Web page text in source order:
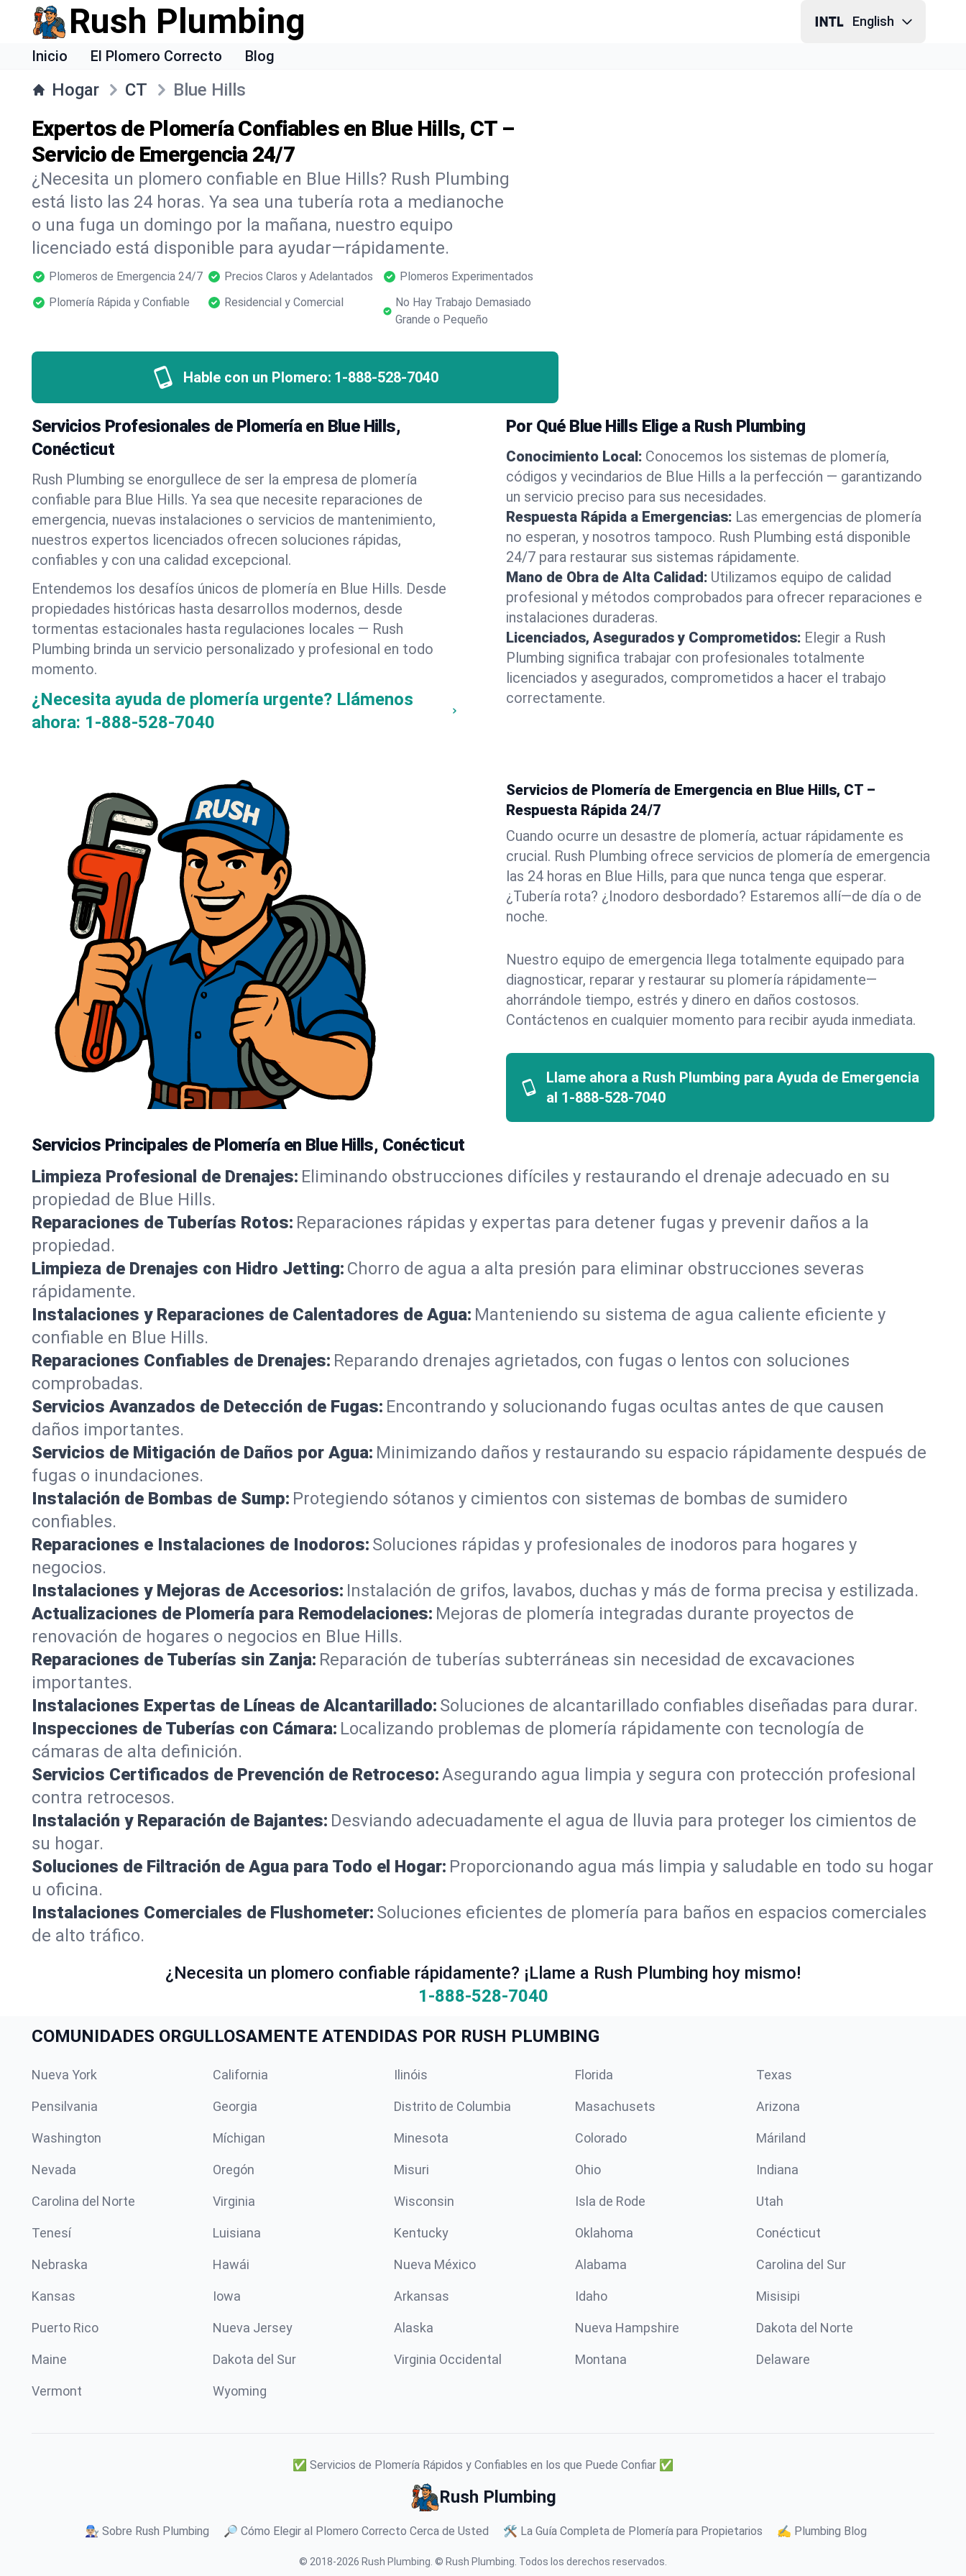
Rush Plumbing English
Inicio El Plomero Correcto Blog
Hogar CT Blue Hills
Expertos de Plomería Confiables en Blue Hills, CT –
Servicio de Emergencia 24/7
¿Necesita un plomero confiable en Blue Hills? Rush Plumbing
está listo las 24 horas. Ya sea una tubería rota a medianoche
o una fuga un domingo por la mañana, nuestro equipo
licenciado está disponible para ayudar—rápidamente.
Plomeros de Emergencia 24/7 Precios Claros y Adelantados
Plomeros Experimentados
Plomería Rápida y Confiable
Residencial y Comercial
No Hay Trabajo Demasiado
Grande o Pequeño
Hable con un Plomero: 1-888-528-7040
Servicios Profesionales de Plomería en Blue Hills,
Conécticut
Rush Plumbing se enorgullece de ser la empresa de plomería
confiable para Blue Hills. Ya sea que necesite reparaciones de
emergencia, nuevas instalaciones o servicios de mantenimiento,
nuestros expertos licenciados ofrecen soluciones rápidas,
confiables y con una calidad excepcional.
Entendemos los desafíos únicos de plomería en Blue Hills. Desde
propiedades históricas hasta desarrollos modernos, desde
tormentas estacionales hasta regulaciones locales — Rush
Plumbing brinda un servicio personalizado y profesional en todo
momento.
¿Necesita ayuda de plomería urgente? Llámenos
ahora: 1-888-528-7040
Por Qué Blue Hills Elige a Rush Plumbing
Conocimiento Local: Conocemos los sistemas de plomería,
códigos y vecindarios de Blue Hills a la perfección — garantizando
un servicio preciso para sus necesidades.
Respuesta Rápida a Emergencias: Las emergencias de plomería
no esperan, y nosotros tampoco. Rush Plumbing está disponible
24/7 para restaurar sus sistemas rápidamente.
Mano de Obra de Alta Calidad: Utilizamos equipo de calidad
profesional y métodos comprobados para ofrecer reparaciones e
instalaciones duraderas.
Licenciados, Asegurados y Comprometidos: Elegir a Rush
Plumbing significa trabajar con profesionales totalmente
licenciados y asegurados, comprometidos a hacer el trabajo
correctamente.
Servicios de Plomería de Emergencia en Blue Hills, CT –
Respuesta Rápida 24/7
Cuando ocurre un desastre de plomería, actuar rápidamente es
crucial. Rush Plumbing ofrece servicios de plomería de emergencia
las 24 horas en Blue Hills, para que nunca tenga que esperar.
¿Tubería rota? ¿Inodoro desbordado? Estaremos allí—de día o de
noche.
Nuestro equipo de emergencia llega totalmente equipado para
diagnosticar, reparar y restaurar su plomería rápidamente—
ahorrándole tiempo, estrés y dinero en daños costosos.
Contáctenos en cualquier momento para recibir ayuda inmediata.
Llame ahora a Rush Plumbing para Ayuda de Emergencia
al 1-888-528-7040
Servicios Principales de Plomería en Blue Hills, Conécticut
Limpieza Profesional de Drenajes: Eliminando obstrucciones difíciles y restaurando el drenaje adecuado en su
propiedad de Blue Hills.
Reparaciones de Tuberías Rotos: Reparaciones rápidas y expertas para detener fugas y prevenir daños a la
propiedad.
Limpieza de Drenajes con Hidro Jetting: Chorro de agua a alta presión para eliminar obstrucciones severas
rápidamente.
Instalaciones y Reparaciones de Calentadores de Agua: Manteniendo su sistema de agua caliente eficiente y
confiable en Blue Hills.
Reparaciones Confiables de Drenajes: Reparando drenajes agrietados, con fugas o lentos con soluciones
comprobadas.
Servicios Avanzados de Detección de Fugas: Encontrando y solucionando fugas ocultas antes de que causen
daños importantes.
Servicios de Mitigación de Daños por Agua: Minimizando daños y restaurando su espacio rápidamente después de
fugas o inundaciones.
Instalación de Bombas de Sump: Protegiendo sótanos y cimientos con sistemas de bombas de sumidero
confiables.
Reparaciones e Instalaciones de Inodoros: Soluciones rápidas y profesionales de inodoros para hogares y
negocios.
Instalaciones y Mejoras de Accesorios: Instalación de grifos, lavabos, duchas y más de forma precisa y estilizada.
Actualizaciones de Plomería para Remodelaciones: Mejoras de plomería integradas durante proyectos de
renovación de hogares o negocios en Blue Hills.
Reparaciones de Tuberías sin Zanja: Reparación de tuberías subterráneas sin necesidad de excavaciones
importantes.
Instalaciones Expertas de Líneas de Alcantarillado: Soluciones de alcantarillado confiables diseñadas para durar.
Inspecciones de Tuberías con Cámara: Localizando problemas de plomería rápidamente con tecnología de
cámaras de alta definición.
Servicios Certificados de Prevención de Retroceso:Asegurando agua limpia y segura con protección profesional
contra retrocesos.
Instalación y Reparación de Bajantes: Desviando adecuadamente el agua de lluvia para proteger los cimientos de
su hogar.
Soluciones de Filtración de Agua para Todo el Hogar: Proporcionando agua más limpia y saludable en todo su hogar
u oficina.
Instalaciones Comerciales de Flushometer: Soluciones eficientes de plomería para baños en espacios comerciales
de alto tráfico.
¿Necesita un plomero confiable rápidamente? ¡Llame a Rush Plumbing hoy mismo!
1-888-528-7040
COMUNIDADES ORGULLOSAMENTE ATENDIDAS POR RUSH PLUMBING
Nueva York California Ilinóis Florida Texas
Pensilvania Georgia Distrito de Columbia Masachusets Arizona
Washington Míchigan Minesota Colorado Máriland
Nevada Oregón Misuri Ohio Indiana
Carolina del Norte Virginia Wisconsin Isla de Rode Utah
Tenesí Luisiana Kentucky Oklahoma Conécticut
Nebraska Hawái Nueva México Alabama Carolina del Sur
Kansas Iowa Arkansas Idaho Misisipi
Puerto Rico Nueva Jersey Alaska Nueva Hampshire Dakota del Norte
Maine Dakota del Sur Virginia Occidental Montana Delaware
Vermont Wyoming
✅ Servicios de Plomería Rápidos y Confiables en los que Puede Confiar ✅
Rush Plumbing
👨🏼‍🔧 Sobre Rush Plumbing 🔎 Cómo Elegir al Plomero Correcto Cerca de Usted 🛠️ La Guía Completa de Plomería para Propietarios ✍️ Plumbing Blog
© 2018-2026 Rush Plumbing © Rush Plumbing. Todos los derechos reservados.